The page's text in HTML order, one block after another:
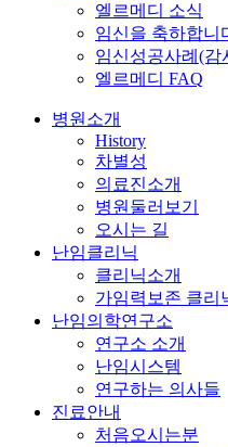
엘르메디 소식
임신을 축하합니
임신성공사례(감
엘르메디 FAQ
병원소개
History
차별성
의료진소개
병원둘러보기
오시는 길
난임클리닉
클리닉소개
가임력보존 클리
난임의학연구소
연구소 소개
난임시스템
연구하는 의사들
진료안내
처음오시는분